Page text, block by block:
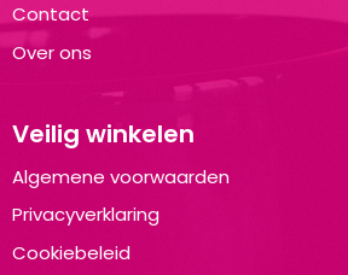
Contact
Over ons
Veilig winkelen
Algemene voorwaarden
Privacyverklaring
Cookiebeleid